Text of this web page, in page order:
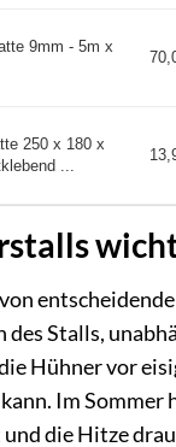
9mm - 5m x
250 x 180 x
...
Stalls,
Hühner vor
Im
die Hitze